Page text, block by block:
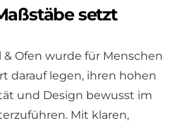
setzt
& Ofen wurde für Menschen
darauf legen, ihren hohen
und Design bewusst im
Mit klaren,